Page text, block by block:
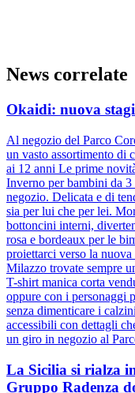
News correlate
Okaidi: nuova
Al negozio del Parco
un vasto assortimento di
ai 12 anni Le prime
Inverno per bambini da
negozio. Delicata e di
sia per lui che per lei.
bottoncini interni,
rosa e bordeaux per le
proiettarci verso la
Milazzo trovate sempre
T-shirt manica corta
oppure con i personaggi
senza dimenticare i
accessibili con dettagli
un giro in negozio al
La Sicilia si rialza
Gruppo Radenza